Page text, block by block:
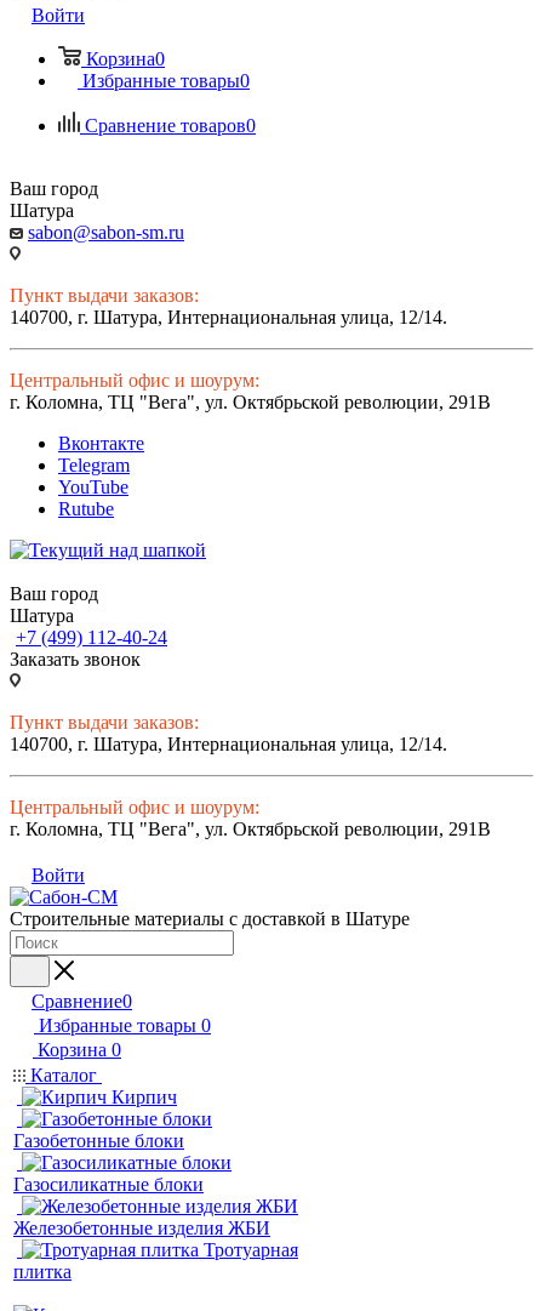
Войти
Корзина0
Избранные товары0
Сравнение товаров0
Ваш город
Шатура
sabon@sabon-sm.ru
Пункт выдачи заказов:
140700, г. Шатура, Интернациональная улица, 12/14.
Центральный офис и шоурум:
г. Коломна, ТЦ "Вега", ул. Октябрьской революции, 291В
Вконтакте
Telegram
YouTube
Rutube
Ваш город
Шатура
+7 (499) 112-40-24
Заказать звонок
Пункт выдачи заказов:
140700, г. Шатура, Интернациональная улица, 12/14.
Центральный офис и шоурум:
г. Коломна, ТЦ "Вега", ул. Октябрьской революции, 291В
Войти
Строительные материалы с доставкой в Шатуре
Сравнение0
Избранные товары 0
Корзина 0
Каталог
Кирпич
Газобетонные блоки
Газосиликатные блоки
Железобетонные изделия ЖБИ
Тротуарная
плитка